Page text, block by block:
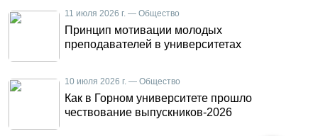
11 июля 2026 г. — Общество
Принцип мотивации молодых
преподавателей в университетах
10 июля 2026 г. — Общество
Как в Горном университете прошло
чествование выпускников-2026